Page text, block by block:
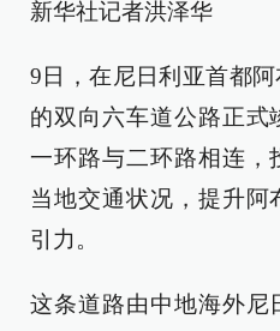
新华社记者洪泽华
9日，在尼日利亚首都
的双向六车道公路正式
一环路与二环路相连，
当地交通状况，提升阿
引力。
这条道路由中地海外尼